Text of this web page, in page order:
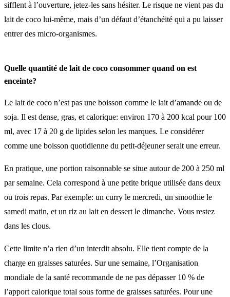
sifflent à l’ouverture, jetez-les sans hésiter. Le risque ne vient pas du
lait de coco lui-même, mais d’un défaut d’étanchéité qui a pu laisser
entrer des micro-organismes.
Quelle quantité de lait de coco consommer quand on est
enceinte?
Le lait de coco n’est pas une boisson comme le lait d’amande ou de
soja. Il est dense, gras, et calorique: environ 170 à 200 kcal pour 100
ml, avec 17 à 20 g de lipides selon les marques. Le considérer
comme une boisson quotidienne du petit-déjeuner serait une erreur.
En pratique, une portion raisonnable se situe autour de 200 à 250 ml
par semaine. Cela correspond à une petite brique utilisée dans deux
ou trois repas. Par exemple: un curry le mercredi, un smoothie le
samedi matin, et un riz au lait en dessert le dimanche. Vous restez
dans les clous.
Cette limite n’a rien d’un interdit absolu. Elle tient compte de la
charge en graisses saturées. Sur une semaine, l’Organisation
mondiale de la santé recommande de ne pas dépasser 10 % de
l’apport calorique total sous forme de graisses saturées. Pour une